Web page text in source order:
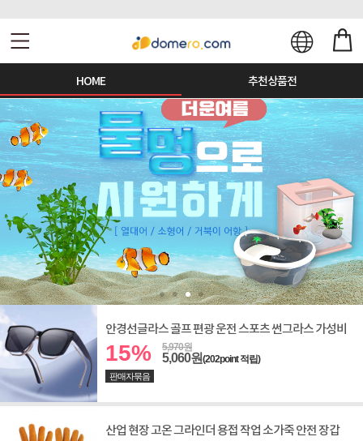
HOME 추천상품전
안경선글라스 골프 편광 운전 스포츠 썬그라스 가성비
15% 5,970원
5,060원(202point 적립)
판매자묶음
산업 현장 고온 그라인더 용접 작업 소가죽 안전 장갑